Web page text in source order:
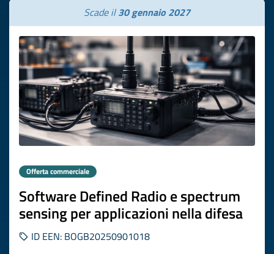
Scade il30 gennaio 2027
Offerta commerciale
Software Defined Radio e spectrum
sensing per applicazioni nella difesa
ID EEN: BOGB20250901018